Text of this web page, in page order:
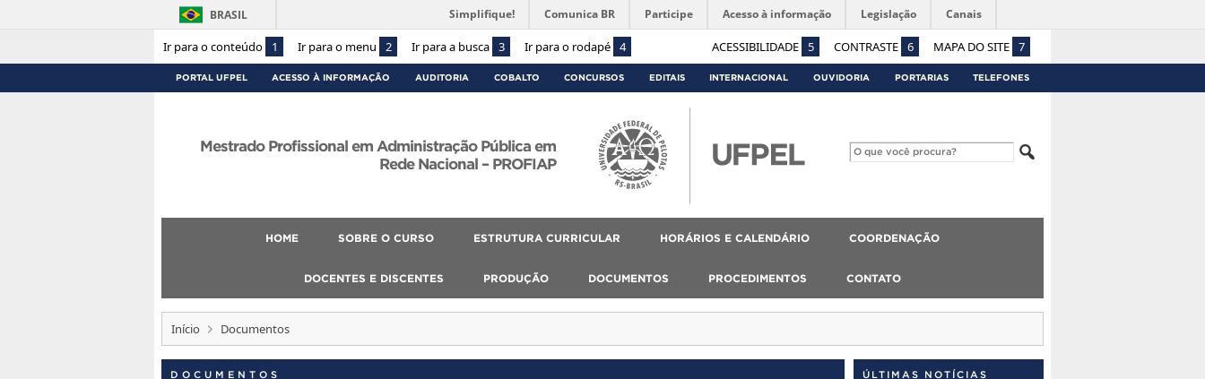
Ir para o conteúdo 1 Ir para o menu 2 Ir para a busca 3 Ir para o rodapé 4 ACESSIBILIDADE 5 CONTRASTE 6 MAPA DO SITE 7
BRASIL Simplifique! Comunica BR Participe Acesso à informação Legislação Canais
PORTAL UFPEL ACESSO À INFORMAÇÃO AUDITORIA COBALTO CONCURSOS EDITAIS INTERNACIONAL OUVIDORIA PORTARIAS TELEFONES
Mestrado Profissional em Administração Pública em
Rede Nacional – PROFIAP
HOME SOBRE O CURSO ESTRUTURA CURRICULAR HORÁRIOS E CALENDÁRIO COORDENAÇÃO
DOCENTES E DISCENTES PRODUÇÃO DOCUMENTOS PROCEDIMENTOS CONTATO
Início Documentos
DOCUMENTOS ÚLTIMAS NOTÍCIAS